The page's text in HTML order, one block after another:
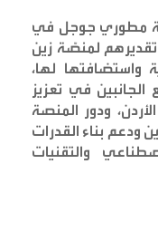
مطوري جوجل في
لمنصّة زين
واستضافتها لها،
في تعزيز
ودور المنصة
ودعم بناء القدرات
والتقنيات